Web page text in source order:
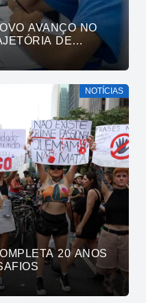
AVANÇO NO
DE
PÚBLICA
NOTÍCIAS
20 ANOS